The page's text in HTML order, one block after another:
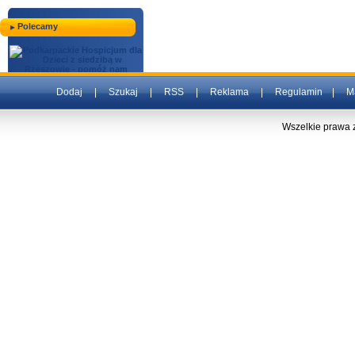
Polecamy
Dodaj|Szukaj|RSS|Reklama|Regulamin|
Wszelkie prawa